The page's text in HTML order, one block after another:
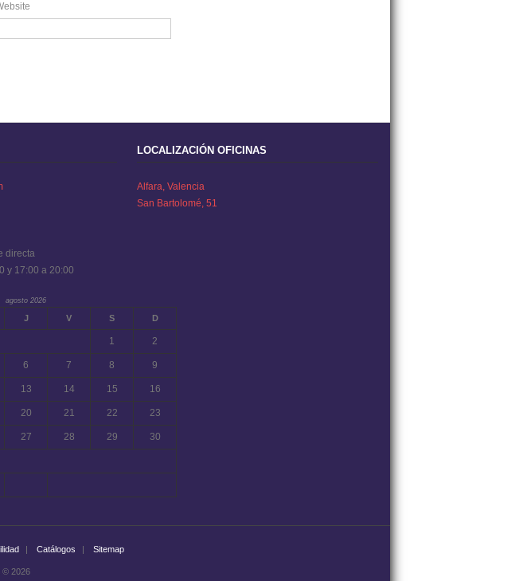
directa
y 17:00 a 20:00
agosto 2026
J V S D
1 2
6 7 8 9
13 14 15 16
20 21 22 23
27 28 29 30
LOCALIZACIÓN OFICINAS
Alfara, Valencia
San Bartolomé, 51
Catálogos Sitemap
© 2026